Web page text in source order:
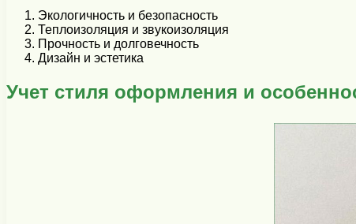
Экологичность и безопасность
Теплоизоляция и звукоизоляция
Прочность и долговечность
Дизайн и эстетика
Учет стиля оформления и